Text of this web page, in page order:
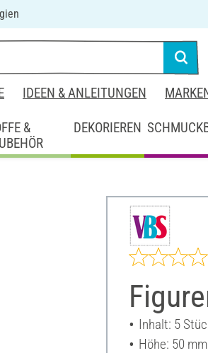
IDEEN & ANLEITUNGEN
&
DEKORIEREN
Inhalt: 5
Höhe: 50 mm